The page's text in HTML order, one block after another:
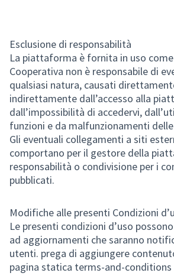
Esclusione di responsabilità
La piattaforma è fornita in uso come
Cooperativa non è responsabile di
qualsiasi natura, causati
indirettamente dall’accesso alla
dall’impossibilità di accedervi,
funzioni e da malfunzionamenti
Gli eventuali collegamenti a siti
comportano per il gestore della
responsabilità o condivisione per i
pubblicati.
Modifiche alle presenti Condizioni
Le presenti condizioni d’uso
ad aggiornamenti che saranno
utenti. prega di aggiungere
pagina statica terms-and-conditions